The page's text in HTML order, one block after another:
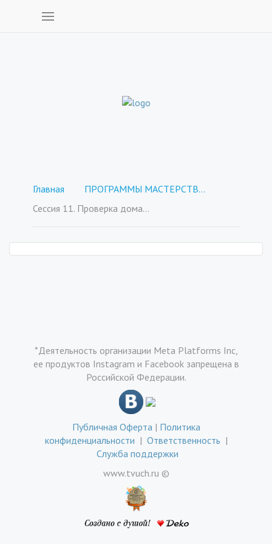
Главная
ПРОГРАММЫ МАСТЕРСТВА - покупка отдельных курсов
Сессия 11. Проверка домашки. Сервис, который не нужно настраивать для приема платежей.
*Деятельность организации Meta Platforms Inc,
ее продуктов Instagram и Facebook запрещена в
Российской Федерации.
Публичная Оферта | Политика
конфиденциальности | Ответственность |
Служба поддержки
www.tvuch.ru ©